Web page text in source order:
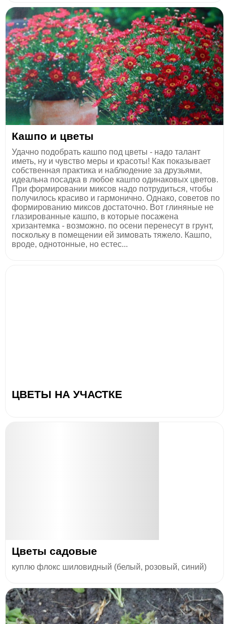
Кашпо и цветы
Удачно подобрать кашпо под цветы - надо талант
иметь, ну и чувство меры и красоты! Как показывает
собственная практика и наблюдение за друзьями,
идеальна посадка в любое кашпо одинаковых цветов.
При формировании миксов надо потрудиться, чтобы
получилось красиво и гармонично. Однако, советов по
формированию миксов достаточно. Вот глиняные не
глазированные кашпо, в которые посажена
хризантемка - возможно. по осени перенесут в грунт,
поскольку в помещении ей зимовать тяжело. Кашпо,
вроде, однотонные, но естес...
ЦВЕТЫ НА УЧАСТКЕ
Цветы садовые
куплю флокс шиловидный (белый, розовый, синий)